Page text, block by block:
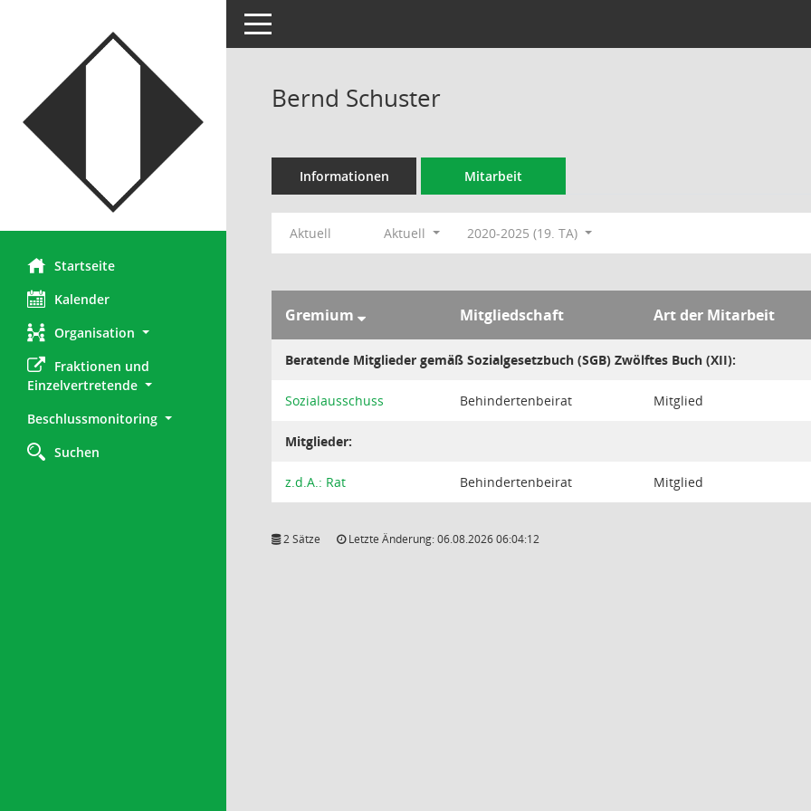
Startseite
Kalender
Organisation
Fraktionen und
Einzelvertretende
Beschlussmonitoring
Suchen
Toggle navigation
Bernd Schuster
Informationen Mitarbeit
Aktuell Aktuell 2020-2025 (19. TA)
Gremium Mitgliedschaft Art der Mitarbeit
Beratende Mitglieder gemäß Sozialgesetzbuch (SGB) Zwölftes Buch (XII):
Sozialausschuss Behindertenbeirat Mitglied
Mitglieder:
z.d.A.: Rat Behindertenbeirat Mitglied
2 Sätze Letzte Änderung: 06.08.2026 06:04:12